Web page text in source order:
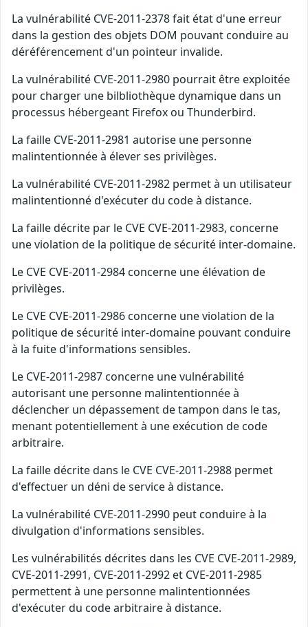
La vulnérabilité CVE-2011-2378 fait état d'une erreur
dans la gestion des objets DOM pouvant conduire au
déréférencement d'un pointeur invalide.
La vulnérabilité CVE-2011-2980 pourrait être exploitée
pour charger une bilbliothèque dynamique dans un
processus hébergeant Firefox ou Thunderbird.
La faille CVE-2011-2981 autorise une personne
malintentionnée à élever ses privilèges.
La vulnérabilité CVE-2011-2982 permet à un utilisateur
malintentionné d'exécuter du code à distance.
La faille décrite par le CVE CVE-2011-2983, concerne
une violation de la politique de sécurité inter-domaine.
Le CVE CVE-2011-2984 concerne une élévation de
privilèges.
Le CVE CVE-2011-2986 concerne une violation de la
politique de sécurité inter-domaine pouvant conduire
à la fuite d'informations sensibles.
Le CVE-2011-2987 concerne une vulnérabilité
autorisant une personne malintentionnée à
déclencher un dépassement de tampon dans le tas,
menant potentiellement à une exécution de code
arbitraire.
La faille décrite dans le CVE CVE-2011-2988 permet
d'effectuer un déni de service à distance.
La vulnérabilité CVE-2011-2990 peut conduire à la
divulgation d'informations sensibles.
Les vulnérabilités décrites dans les CVE CVE-2011-2989,
CVE-2011-2991, CVE-2011-2992 et CVE-2011-2985
permettent à une personne malintentionnées
d'exécuter du code arbitraire à distance.